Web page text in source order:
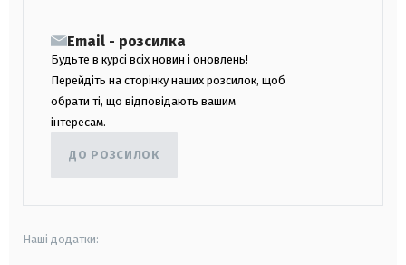
Email - розсилка
Будьте в курсі всіх новин і оновлень!
Перейдіть на сторінку наших розсилок, щоб
обрати ті, що відповідають вашим
інтересам.
ДО РОЗСИЛОК
Наші додатки: